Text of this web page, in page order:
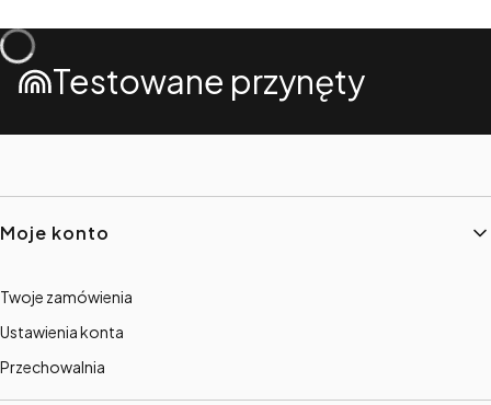
Testowane przynęty
Linki w stopce
Moje konto
Twoje zamówienia
Ustawienia konta
Przechowalnia